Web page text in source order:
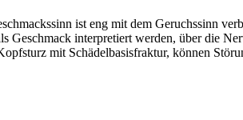
ist eng mit dem Geruchssinn
interpretiert werden, über die
mit Schädelbasisfraktur, können